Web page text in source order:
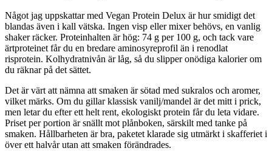
Något jag uppskattar med Vegan Protein Delux är hur smidigt det
blandas även i kall vätska. Ingen visp eller mixer behövs, en vanlig
shaker räcker. Proteinhalten är hög: 74 g per 100 g, och tack vare
ärtproteinet får du en bredare aminosyreprofil än i renodlat
risprotein. Kolhydratnivån är låg, så du slipper onödiga kalorier om
du räknar på det sättet.
Det är värt att nämna att smaken är sötad med sukralos och aromer,
vilket märks. Om du gillar klassisk vanilj/mandel är det mitt i prick,
men letar du efter ett helt rent, ekologiskt protein får du leta vidare.
Priset per portion är snällt mot plånboken, särskilt med tanke på
smaken. Hållbarheten är bra, paketet klarade sig utmärkt i skafferiet i
över ett halvår utan att smaken förändrades.